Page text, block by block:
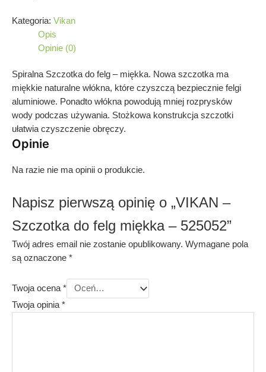
Kategoria: Vikan
Opis
Opinie (0)
Spiralna Szczotka do felg – miękka. Nowa szczotka ma
miękkie naturalne włókna, które czyszczą bezpiecznie felgi
aluminiowe. Ponadto włókna powodują mniej rozprysków
wody podczas używania. Stożkowa konstrukcja szczotki
ułatwia czyszczenie obręczy.
Opinie
Na razie nie ma opinii o produkcie.
Napisz pierwszą opinię o „VIKAN –
Szczotka do felg miękka – 525052”
Twój adres email nie zostanie opublikowany. Wymagane pola
są oznaczone *
Twoja ocena*
Twoja opinia *